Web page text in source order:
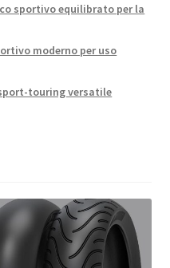
sportivo equilibrato per la
moderno per uso
touring versatile